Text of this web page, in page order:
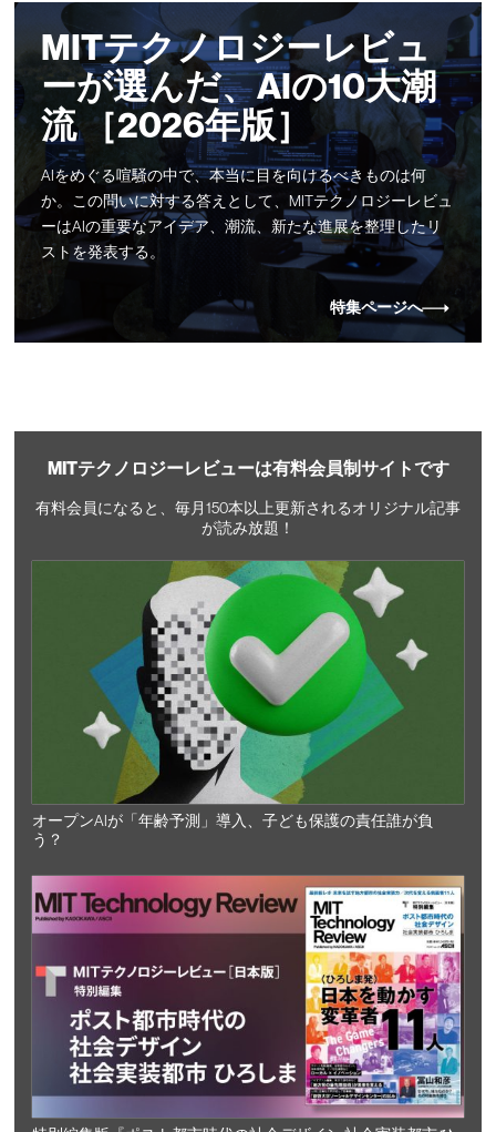
MITテクノロジーレビュ
ーが選んだ、AIの10大潮
流 ［2026年版］
AIをめぐる喧騒の中で、本当に目を向けるべきものは何
か。この問いに対する答えとして、MITテクノロジーレビュ
ーはAIの重要なアイデア、潮流、新たな進展を整理したリ
ストを発表する。
特集ページへ
MITテクノロジーレビューは有料会員制サイトです
有料会員になると、毎月150本以上更新されるオリジナル記事
が読み放題！
オープンAIが「年齢予測」導入、子ども保護の責任誰が負
う？